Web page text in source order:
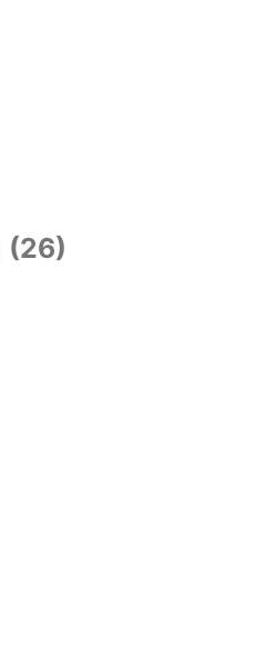
(26)